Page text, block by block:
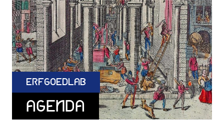
ErfgoedLab
Agenda